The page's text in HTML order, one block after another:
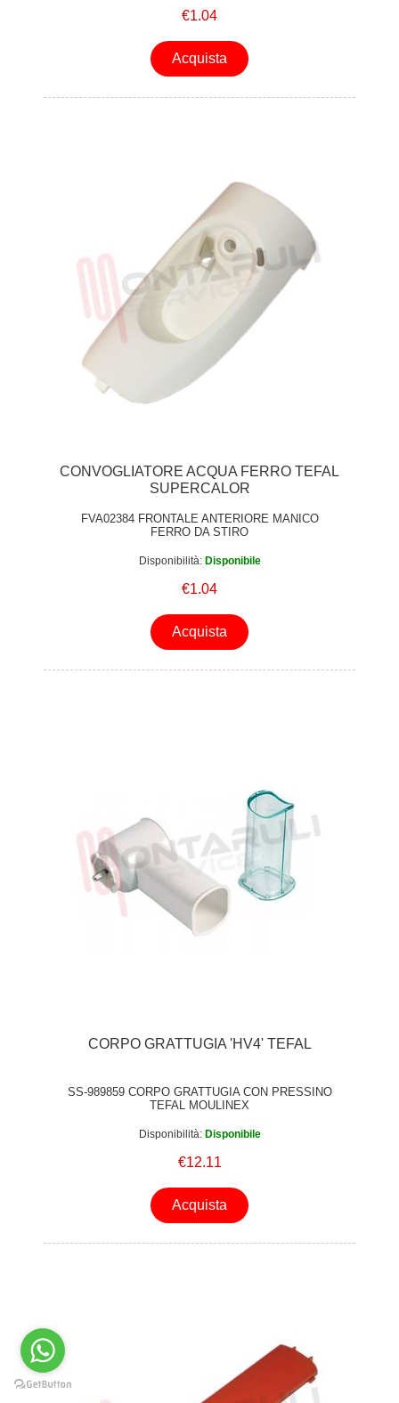
€1.04
Acquista
CONVOGLIATORE ACQUA FERRO TEFAL
SUPERCALOR
FVA02384 FRONTALE ANTERIORE MANICO
FERRO DA STIRO
Disponibilità: Disponibile
€1.04
Acquista
CORPO GRATTUGIA 'HV4' TEFAL
SS-989859 CORPO GRATTUGIA CON PRESSINO
TEFAL MOULINEX
Disponibilità: Disponibile
€12.11
Acquista